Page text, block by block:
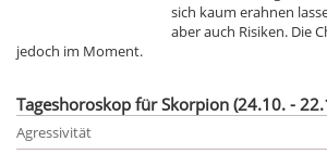
sich kaum erahnen
aber auch Risiken. Die
jedoch im Moment.
Tageshoroskop für Skorpion (24.10. -
Agressivität